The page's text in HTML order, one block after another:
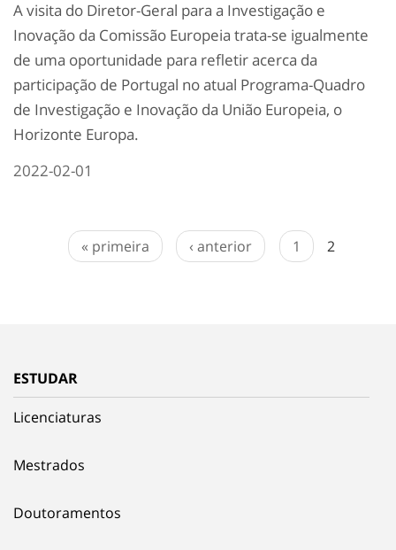
A visita do Diretor-Geral para a Investigação e
Inovação da Comissão Europeia trata-se igualmente
de uma oportunidade para refletir acerca da
participação de Portugal no atual Programa-Quadro
de Investigação e Inovação da União Europeia, o
Horizonte Europa.
2022-02-01
« primeira ‹ anterior 1 2
ESTUDAR
Licenciaturas
Mestrados
Doutoramentos